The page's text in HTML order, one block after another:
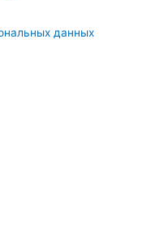
данных